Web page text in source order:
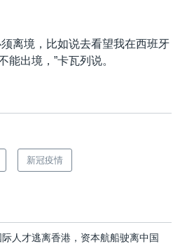
离境，比如说去看望我在西班牙
能出境，”卡瓦列说。
新冠疫情
人才逃离香港，资本航船驶离中国